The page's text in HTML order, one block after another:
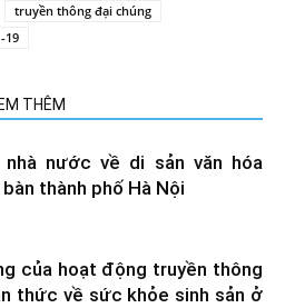
truyền thông đại chúng
19
THÊM
nhà nước về di sản văn hóa
thành phố Hà Nội
của hoạt động truyền thông
thức về sức khỏe sinh sản ở